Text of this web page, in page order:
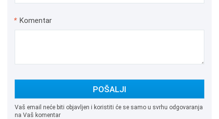
* Komentar
POŠALJI
Vaš email neće biti objavljen i koristiti će se samo u svrhu odgovaranja
na Vaš komentar